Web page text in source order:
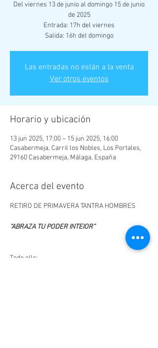
Del viernes 13 de junio al domingo 15 de junio
de 2025
Entrada: 17h del viernes
Salida: 16h del domingo
Las entradas no están a la venta
Ver otros eventos
Horario y ubicación
13 jun 2025, 17:00 – 15 jun 2025, 16:00
Casabermeja, Carril los Nobles, Los Portales,
29160 Casabermeja, Málaga, España
Acerca del evento
RETIRO DE PRIMAVERA TANTRA HOMBRES
“ABRAZA TU PODER INTEIOR”
Todo ello: